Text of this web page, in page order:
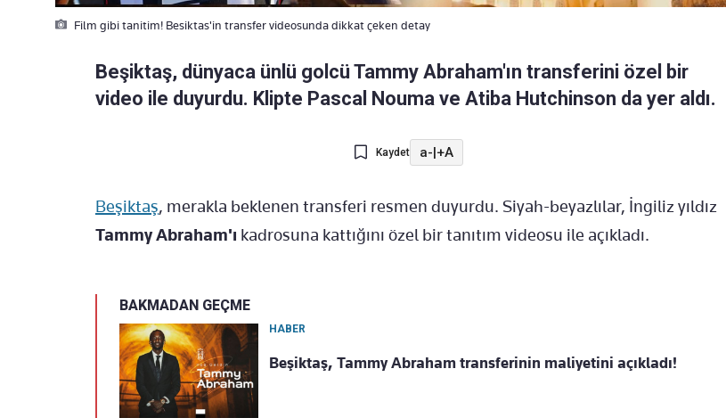
Film gibi tanitim! Besiktas'in transfer videosunda dikkat çeken detay
Beşiktaş, dünyaca ünlü golcü Tammy Abraham'ın transferini özel bir
video ile duyurdu. Klipte Pascal Nouma ve Atiba Hutchinson da yer aldı.
Kaydet a-|+A
Beşiktaş, merakla beklenen transferi resmen duyurdu. Siyah-beyazlılar, İngiliz yıldız
Tammy Abraham'ı kadrosuna kattığını özel bir tanıtım videosu ile açıkladı.
BAKMADAN GEÇME
HABER
Beşiktaş, Tammy Abraham transferinin maliyetini açıkladı!